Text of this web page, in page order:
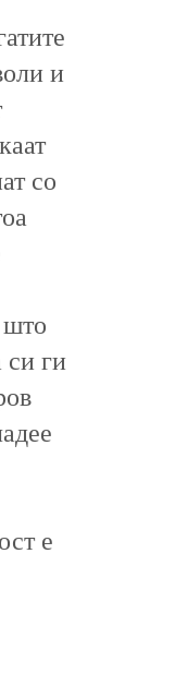
и
со
што
си ги
е